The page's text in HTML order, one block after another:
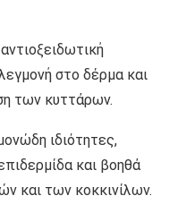
στο δέρμα και
των κυττάρων.
ιδιότητες,
και βοηθά
και των κοκκινίλων.